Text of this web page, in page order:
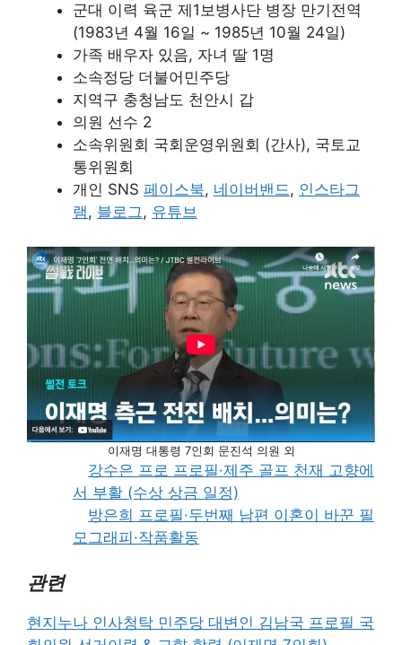
군대 이력 육군 제1보병사단 병장 만기전역
(1983년 4월 16일 ~ 1985년 10월 24일)
가족 배우자 있음, 자녀 딸 1명
소속정당 더불어민주당
지역구 충청남도 천안시 갑
의원 선수 2
소속위원회 국회운영위원회 (간사), 국토교
통위원회
개인 SNS 페이스북, 네이버밴드, 인스타그
램, 블로그, 유튜브
이재명 대통령 7인회 문진석 의원 외
강수은 프로 프로필·제주 골프 천재 고향에
서 부활 (수상 상금 일정)
방은희 프로필·두번째 남편 이혼이 바꾼 필
모그래피·작품활동
관련
현지누나 인사청탁 민주당 대변인 김남국 프로필 국